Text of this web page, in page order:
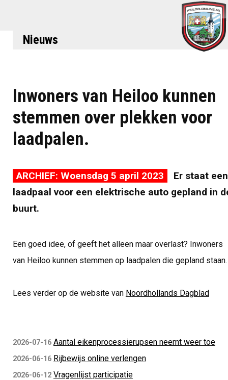
Nieuws
Inwoners van Heiloo kunnen
stemmen over plekken voor
laadpalen.
ARCHIEF: Woensdag 5 april 2023
Er staat een
laadpaal voor een elektrische auto gepland in
buurt.
Een goed idee, of geeft het alleen maar overlast? Inwoners
van Heiloo kunnen stemmen op laadpalen die gepland staan.
Lees verder op de website van Noordhollands Dagblad
2026-07-16 Aantal eikenprocessierupsen neemt weer toe
2026-06-16 Rijbewijs online verlengen
2026-06-12 Vragenlijst participatie